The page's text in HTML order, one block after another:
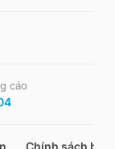
cáo
Chính sách bảo